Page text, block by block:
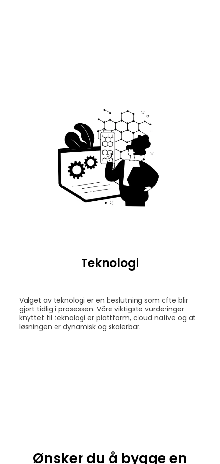
Teknologi
Valget av teknologi er en beslutning som ofte blir
gjort tidlig i prosessen. Våre viktigste vurderinger
knyttet til teknologi er plattform, cloud native og at
løsningen er dynamisk og skalerbar.
Ønsker du å bygge en